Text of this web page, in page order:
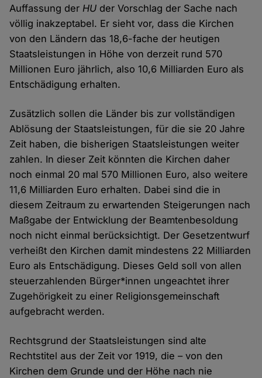
Auffassung derHU der Vorschlag der Sache nach
völlig inakzeptabel. Er sieht vor, dass die Kirchen
von den Ländern das 18,6-fache der heutigen
Staatsleistungen in Höhe von derzeit rund 570
Millionen Euro jährlich, also 10,6 Milliarden Euro als
Entschädigung erhalten.
Zusätzlich sollen die Länder bis zur vollständigen
Ablösung der Staatsleistungen, für die sie 20 Jahre
Zeit haben, die bisherigen Staatsleistungen weiter
zahlen. In dieser Zeit könnten die Kirchen daher
noch einmal 20 mal 570 Millionen Euro, also weitere
11,6 Milliarden Euro erhalten. Dabei sind die in
diesem Zeitraum zu erwartenden Steigerungen nach
Maßgabe der Entwicklung der Beamtenbesoldung
noch nicht einmal berücksichtigt. Der Gesetzentwurf
verheißt den Kirchen damit mindestens 22 Milliarden
Euro als Entschädigung. Dieses Geld soll von allen
steuerzahlenden Bürger*innen ungeachtet ihrer
Zugehörigkeit zu einer Religionsgemeinschaft
aufgebracht werden.
Rechtsgrund der Staatsleistungen sind alte
Rechtstitel aus der Zeit vor 1919, die – von den
Kirchen dem Grunde und der Höhe nach nie